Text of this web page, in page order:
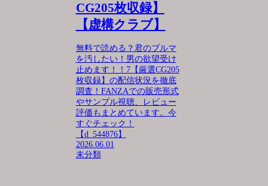
CG205枚収録】
【虚構クラブ】
無料で読める？君のブルマ
を汚したい！男の欲望受け
止めます！！7【厳選CG205
枚収録】の配信状況を徹底
調査！FANZAでの販売形式
やサンプル視聴、レビュー
評価もまとめています。今
すぐチェック！
【d_544876】
2026.06.01
未分類